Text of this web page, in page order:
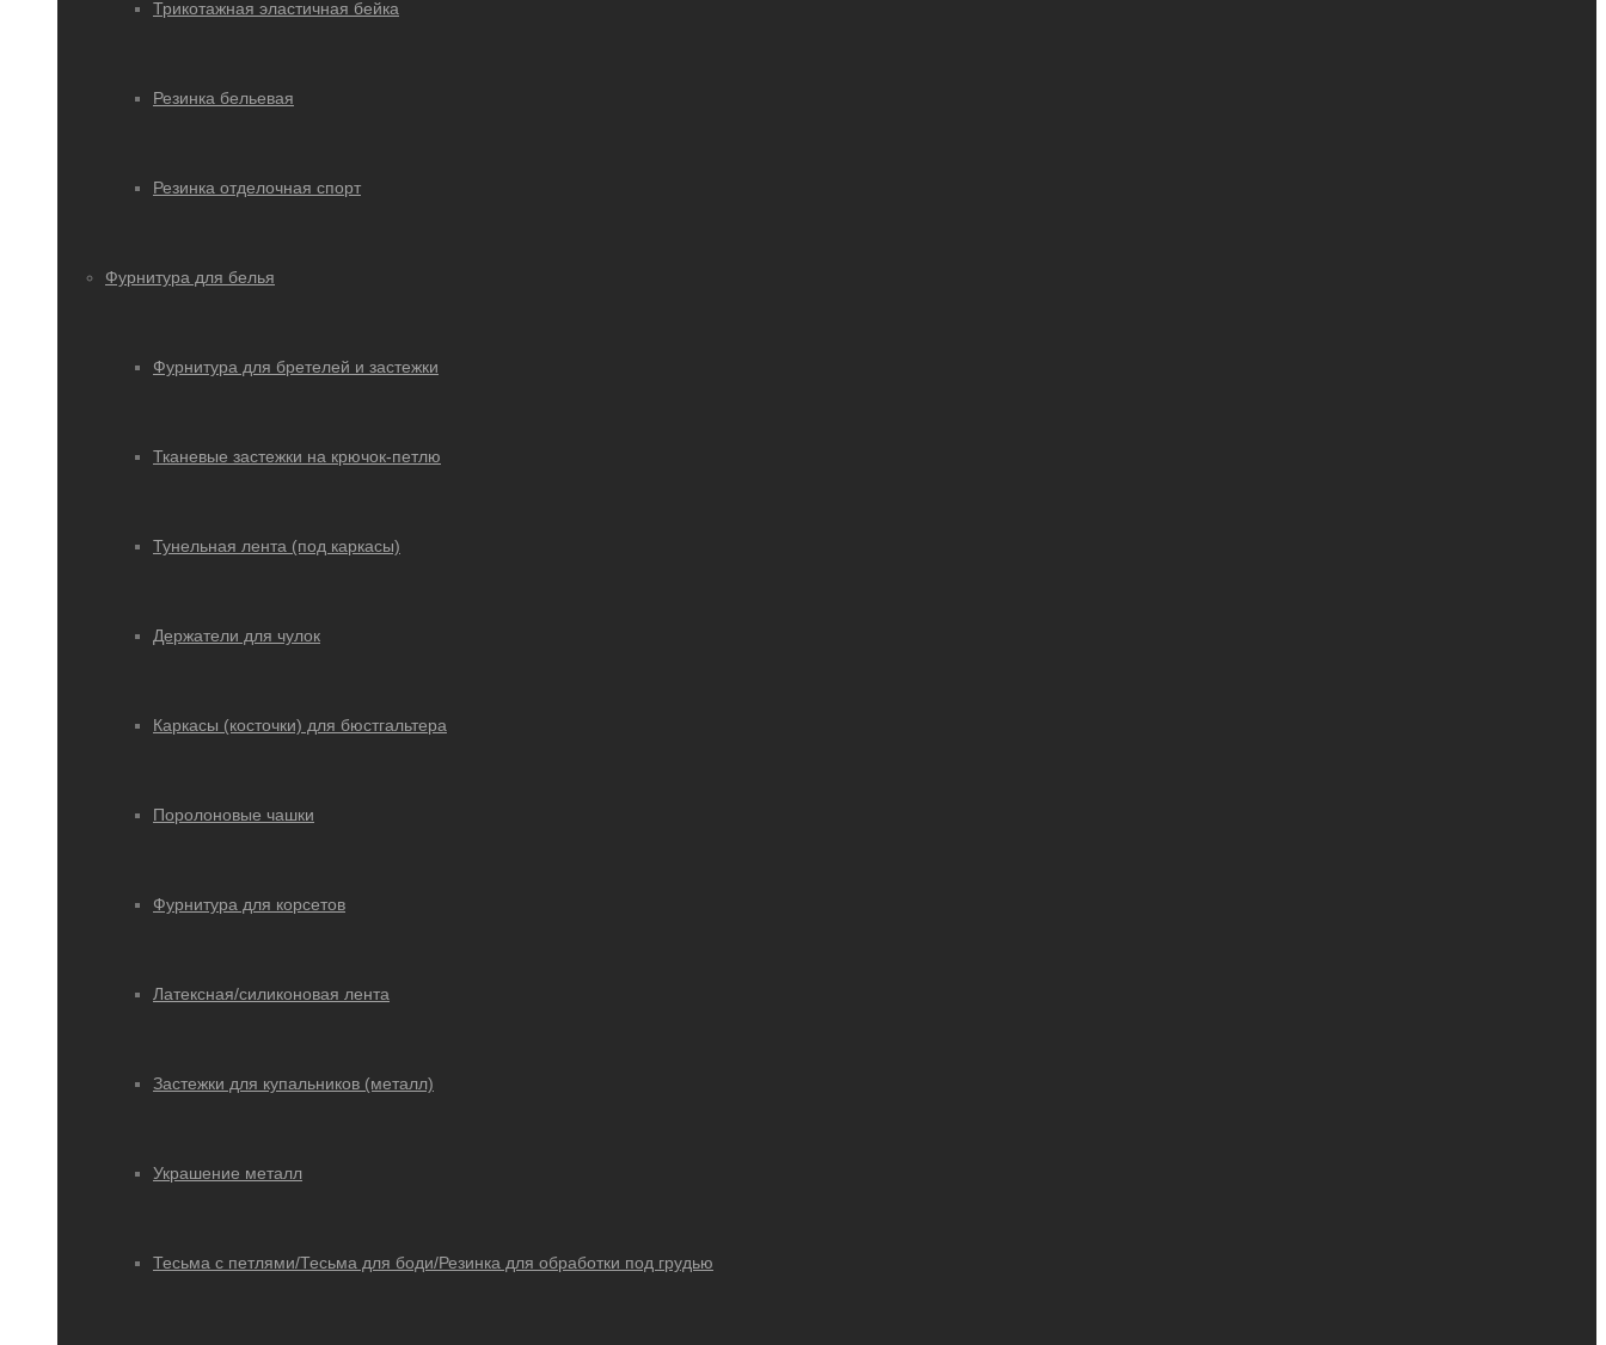
Трикотажная эластичная бейка
Резинка бельевая
Резинка отделочная спорт
Фурнитура для белья
Фурнитура для бретелей и застежки
Тканевые застежки на крючок-петлю
Тунельная лента (под каркасы)
Держатели для чулок
Каркасы (косточки) для бюстгальтера
Поролоновые чашки
Фурнитура для корсетов
Латексная/силиконовая лента
Застежки для купальников (металл)
Украшение металл
Тесьма с петлями/Тесьма для боди/Резинка для обработки под грудью